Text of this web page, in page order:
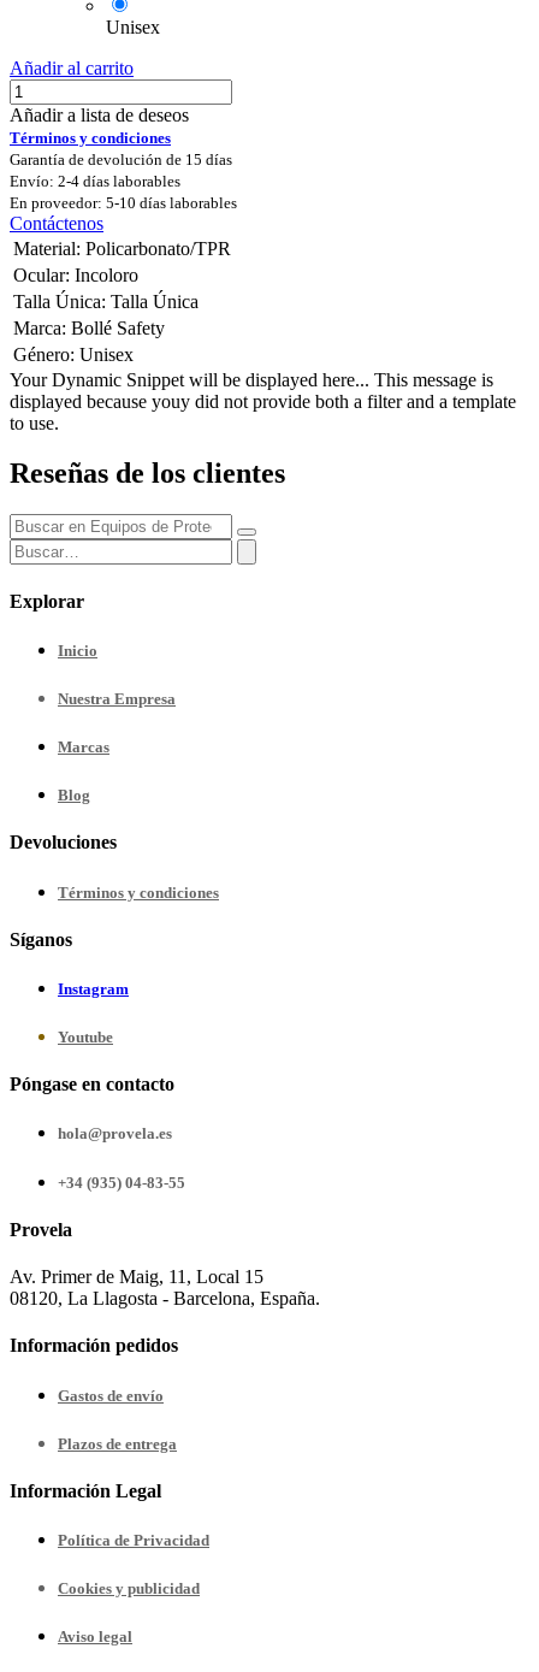
Unisex
Añadir al carrito
Añadir a lista de deseos
Términos y condiciones
Garantía de devolución de 15 días
Envío: 2-4 días laborables
En proveedor: 5-10 días laborables
Contáctenos
Material: Policarbonato/TPR
Ocular: Incoloro
Talla Única: Talla Única
Marca: Bollé Safety
Género: Unisex
Your Dynamic Snippet will be displayed here... This message is
displayed because youy did not provide both a filter and a template
to use.
Reseñas de los clientes
Explorar
Inicio
Nuestra Empresa
Marcas
Blog
Devoluciones
Términos y condiciones
Síganos
Instagram
Youtube
Póngase en contacto
hola@provela.es
+34 (935) 04-83-55
Provela
Av. Primer de Maig, 11, Local 15
08120, La Llagosta - Barcelona, España.
Información pedidos
Gastos de envío
Plazos de entrega
Información Legal
Política de Privacidad
Cookies y publicidad
Aviso legal